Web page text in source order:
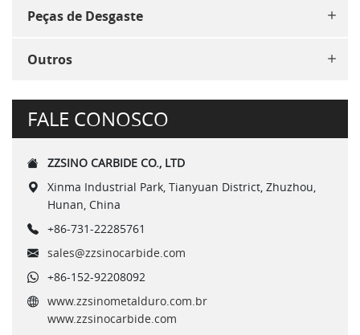
Peças de Desgaste
Outros
FALE CONOSCO
ZZSINO CARBIDE CO., LTD
Xinma Industrial Park, Tianyuan District, Zhuzhou,
Hunan, China
+86-731-22285761
sales@zzsinocarbide.com
+86-152-92208092
www.zzsinometalduro.com.br
www.zzsinocarbide.com